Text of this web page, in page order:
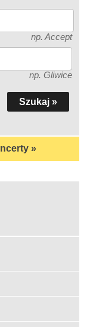
np. Accept
np. Gliwice
»